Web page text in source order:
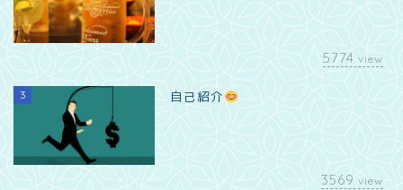
5774 view
3 自己紹介
3569 view